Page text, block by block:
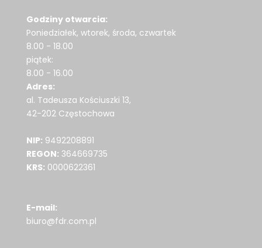
Godziny otwarcia:
Poniedziałek, wtorek, środa, czwartek
8.00 - 18.00
piątek:
8.00 - 16.00
Adres:
al. Tadeusza Kościuszki 13,
42-202 Częstochowa
NIP: 9492208891
REGON: 364669735
KRS: 0000622361
E-mail:
biuro@fdr.com.pl